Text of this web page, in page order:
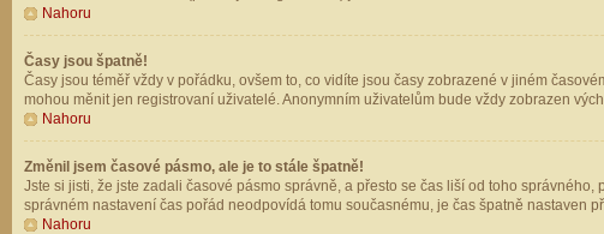
Nahoru
Časy jsou špatně!
Časy jsou téměř vždy v pořádku, ovšem to, co vidíte jsou časy zobrazené v jiném
mohou měnit jen registrovaní uživatelé. Anonymním uživatelům bude vždy zobrazen
Nahoru
Změnil jsem časové pásmo, ale je to stále špatně!
Jste si jisti, že jste zadali časové pásmo správně, a přesto se čas liší od toho
správném nastavení čas pořád neodpovídá tomu současnému, je čas špatně nastaven
Nahoru